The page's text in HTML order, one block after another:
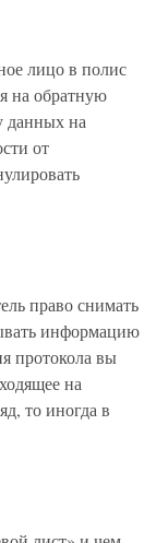
лицо в полис
на обратную
данных на
от
право снимать
информацию
протокола вы
на
то иногда в